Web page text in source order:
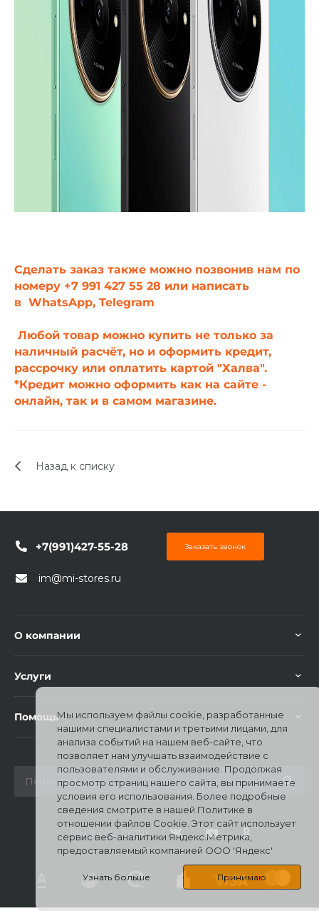
Сделать заказ также можно позвонив нам по
номеру +7 991 427 55 28 или написать
в WhatsApp, Telegram
Любой товар можно купить не только за
наличный расчёт, но и оформить кредит,
рассрочку или оплатить картой "Халва".
*Кредит можно оформить как на сайте -
онлайн, так и в самом магазине.
Назад к списку
+7(991)427-55-28 Заказать звонок
im@mi-stores.ru
О компании
Услуги
Помощь
Мы в соц. сетях
Мы используем файлы cookie, разработанные
нашими специалистами и третьими лицами, для
анализа событий на нашем веб-сайте, что
позволяет нам улучшать взаимодействие с
пользователями и обслуживание. Продолжая
просмотр страниц нашего сайта, вы принимаете
условия его использования. Более подробные
сведения смотрите в нашей Политике в
отношении файлов Cookie. Этот сайт использует
сервис веб-аналитики Яндекс.Метрика,
предоставляемый компанией ООО 'Яндекс'
Узнать больше Принимаю